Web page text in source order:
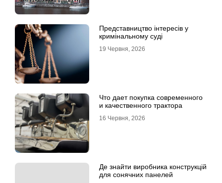
Представництво інтересів у
кримінальному суді
19 Червня, 2026
Что дает покупка современного
и качественного трактора
16 Червня, 2026
Де знайти виробника конструкцій
для сонячних панелей